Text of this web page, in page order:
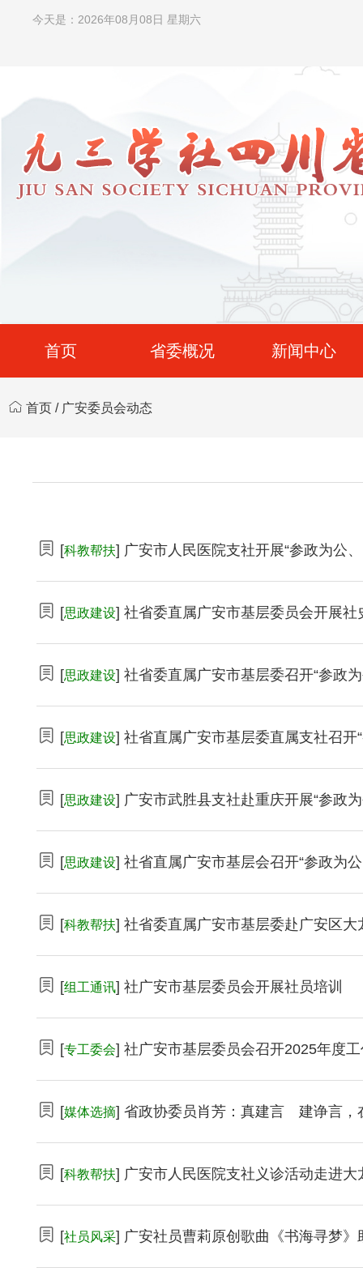
今天是：2026年08月08日 星期六
首页 省委概况 新闻中心
首页 / 广安委员会动态
[科教帮扶] 广安市人民医院支社开展“参政为公
[思政建设] 社省委直属广安市基层委员会开展社
[思政建设] 社省委直属广安市基层委召开“参政
[思政建设] 社省直属广安市基层委直属支社召开
[思政建设] 广安市武胜县支社赴重庆开展“参政
[思政建设] 社省直属广安市基层会召开“参政为
[科教帮扶] 社省委直属广安市基层委赴广安区
[组工通讯] 社广安市基层委员会开展社员培训
[专工委会] 社广安市基层委员会召开2025年度
[媒体选摘] 省政协委员肖芳：真建言 建诤言，
[科教帮扶] 广安市人民医院支社义诊活动走进大
[社员风采] 广安社员曹莉原创歌曲《书海寻梦》